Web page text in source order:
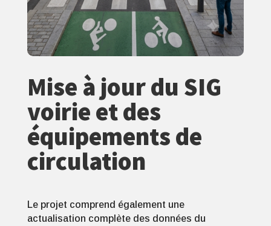
Mise à jour du SIG
voirie et des
équipements de
circulation
Le projet comprend également une
actualisation complète des données du